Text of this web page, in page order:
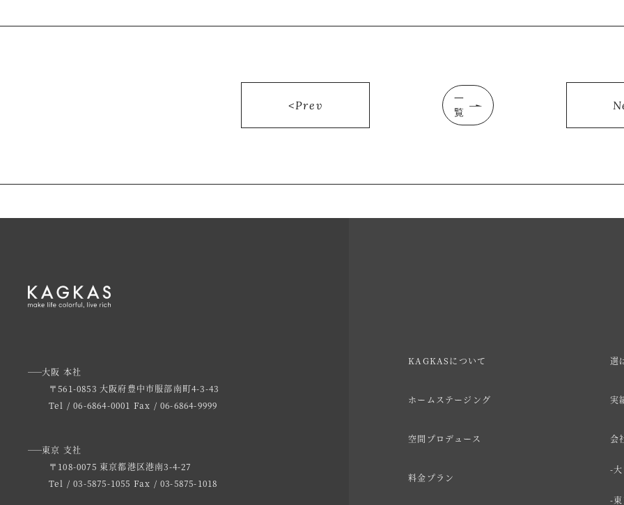
Prev
一
覧
大阪 本社
〒561-0853 大阪府豊中市服部南町4-3-43
Tel / 06-6864-0001 Fax / 06-6864-9999
東京 支社
〒108-0075 東京都港区港南3-4-27
Tel / 03-5875-1055 Fax / 03-5875-1018
KAGKASについて
ホームステージング
空間プロデュース
料金プラン
選
実
会